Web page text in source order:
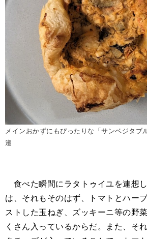
メインおかずにもぴったりな「サンベジタ
邉
食べた瞬間にラタトゥイユを連想
は、それもそのはず、トマトとハー
ストした玉ねぎ、ズッキーニ等の野
くさん入っているからだ。また、そ